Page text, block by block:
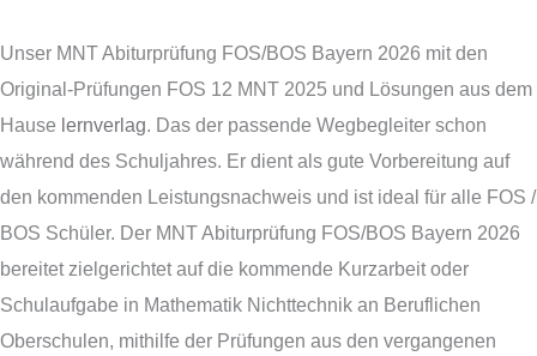
Unser MNT Abiturprüfung FOS/BOS Bayern 2026 mit den
Original-Prüfungen FOS 12 MNT 2025 und Lösungen aus dem
Hause lernverlag. Das der passende Wegbegleiter schon
während des Schuljahres. Er dient als gute Vorbereitung auf
den kommenden Leistungsnachweis und ist ideal für alle FOS /
BOS Schüler. Der MNT Abiturprüfung FOS/BOS Bayern 2026
bereitet zielgerichtet auf die kommende Kurzarbeit oder
Schulaufgabe in Mathematik Nichttechnik an Beruflichen
Oberschulen, mithilfe der Prüfungen aus den vergangenen